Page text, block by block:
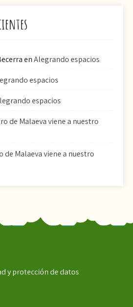
enAlegrando espacios
espacios
espacios
de Malaeva viene a nuestro
de Malaeva viene a nuestro
y protección de datos